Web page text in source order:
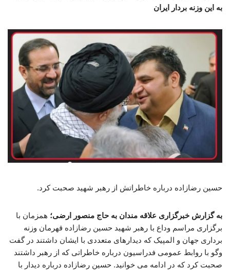
به این وزنه بردار ایران
حسین رضازاده درباره خاطراتش از رهبر شهید صحبت کرد.
به گزارش خبرگزاری علاقه مندان به حاج منصور ارضی؛ همزمان با
برگزاری مراسم وداع با رهبر شهید حسین رضازاده قهرمان وزنه
برداری جهان و المپیک که دیدارهای متعددی با ایشان داشتند در گفت
وگو با روابط عمومی فدراسیون درباره خاطراتی که از رهبر داشتند
صحبت کرد که در ادامه می خوانید. حسین رضازاده درباره دیدار با